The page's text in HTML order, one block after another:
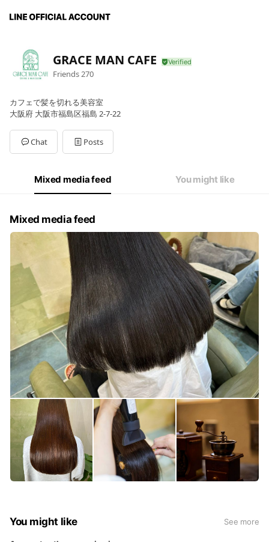
GRACE MAN CAFE
Friends 270
カフェで髪を切れる美容室
大阪府 大阪市福島区福島 2-7-22
Chat Posts
Mixed media feed You might like
Mixed media feed
You might like See more